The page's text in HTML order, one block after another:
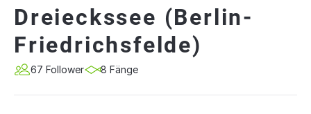
Dreieckssee (Berlin-
Friedrichsfelde)
67 Follower 8 Fänge